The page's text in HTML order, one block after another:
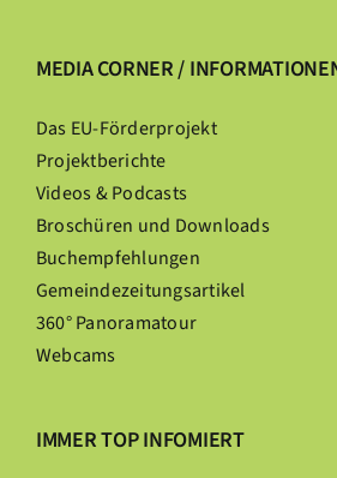
MEDIA CORNER /
Das EU-Förderprojekt
Projektberichte
Videos & Podcasts
Broschüren und Downloads
Buchempfehlungen
Gemeindezeitungsartikel
360° Panoramatour
Webcams
IMMER TOP INFOMIERT